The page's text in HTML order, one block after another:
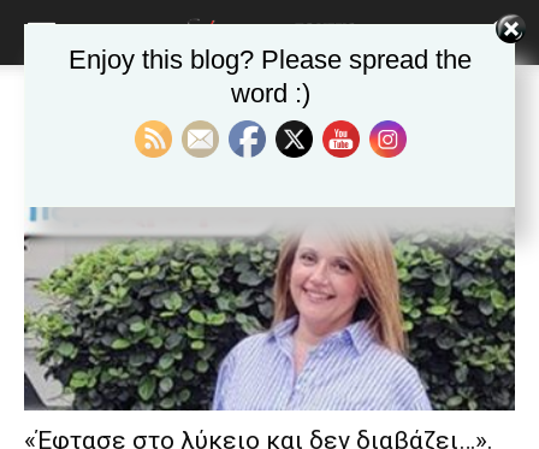
very
lyons
teaches
meaning
pain.
pornhun
porn
εκπαιδευτική κοινότητα
Ετικέτα: εκπαιδευτική κοινότητα
«Έφτασε στο λύκειο και δεν διαβάζει…».
Enjoy this blog? Please spread the
word :)